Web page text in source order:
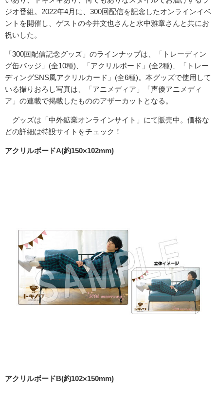
ジオ番組。2022年4月に、300回配信を記念したオンラインイベ
ントを開催し、ゲストの今井文也さんと水中雅章さんと共にお
祝いした。
「300回配信記念グッズ」のラインナップは、「トレーディン
グ缶バッジ」(全10種)、「アクリルボード」(全2種)、「トレー
ディングSNS風アクリルカード」(全6種)。本グッズで使用して
いる撮りおろし写真は、「アニメディア」「声優アニメディ
ア」の連載で掲載したもののアザーカットとなる。
グッズは「中外鉱業オンラインサイト」にて販売中。価格な
どの詳細は特設サイトをチェック！
アクリルボードA(約150×102mm)
アクリルボードB(約102×150mm)